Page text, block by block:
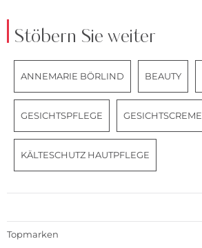
Stöbern Sie weiter
ANNEMARIE BÖRLIND BEAUTY
GESICHTSPFLEGE GESICHTSCREME
KÄLTESCHUTZ HAUTPFLEGE
Topmarken